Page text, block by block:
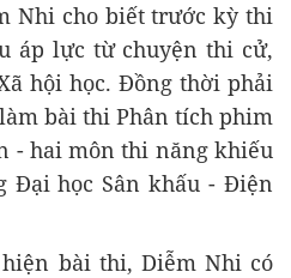
Nhi cho biết trước kỳ thi
áp lực từ chuyện thi cử,
hội học. Đồng thời phải
bài thi Phân tích phim
- hai môn thi năng khiếu
Đại học Sân khấu - Điện
bài thi, Diễm Nhi có